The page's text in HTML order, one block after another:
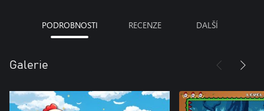
PODROBNOSTI RECENZE DALŠÍ
Galerie